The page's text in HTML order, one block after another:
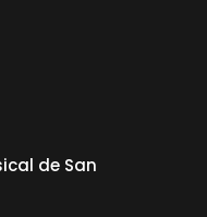
de San